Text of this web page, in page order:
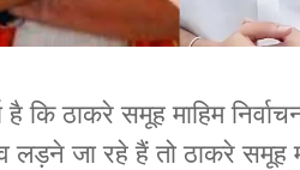
है कि ठाकरे समूह माहिम
जा रहे हैं तो ठाकरे समूह